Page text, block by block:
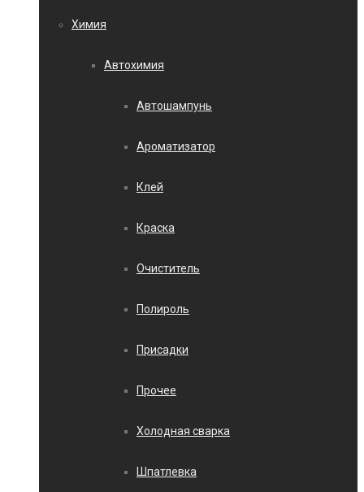
Химия
Автохимия
Автошампунь
Ароматизатор
Клей
Краска
Очиститель
Полироль
Присадки
Прочее
Холодная сварка
Шпатлевка